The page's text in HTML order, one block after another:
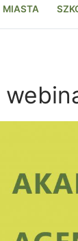
MIASTA